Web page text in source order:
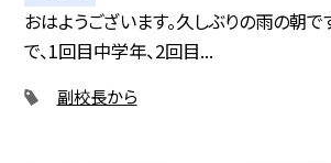
おはようございます。久しぶりの雨の朝で
で、1回目中学年、2回目...
副校長から